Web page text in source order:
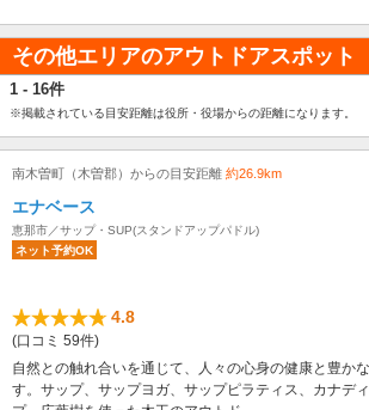
その他エリアのアウトドアスポット
1 - 16件
※掲載されている目安距離は役所・役場からの距離になります。
南木曽町（木曽郡）からの目安距離 約26.9km
エナベース
恵那市／サップ・SUP(スタンドアップパドル)
ネット予約OK
4.8
(口コミ 59件)
自然との触れ合いを通じて、人々の心身の健康と豊か
す。サップ、サップヨガ、サップピラティス、カナデ